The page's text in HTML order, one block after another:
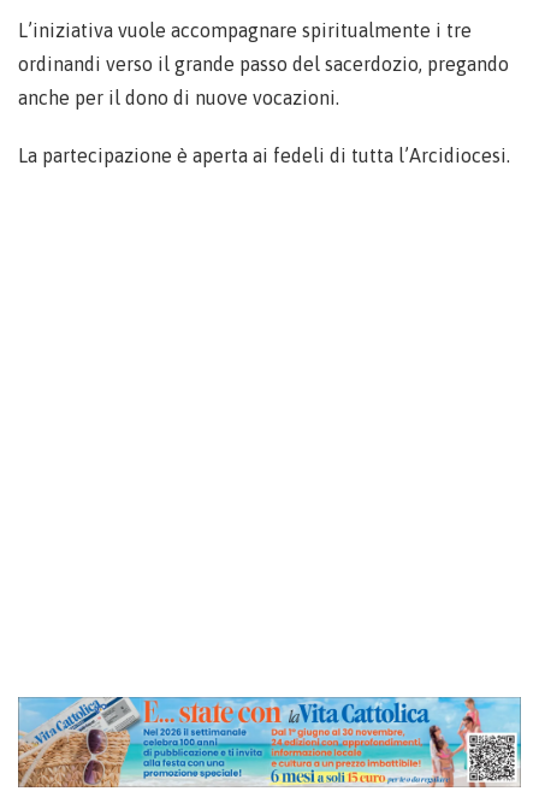
L’iniziativa vuole accompagnare spiritualmente i tre
ordinandi verso il grande passo del sacerdozio, pregando
anche per il dono di nuove vocazioni.
La partecipazione è aperta ai fedeli di tutta l’Arcidiocesi.